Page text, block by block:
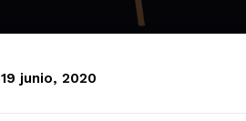
19 junio, 2020